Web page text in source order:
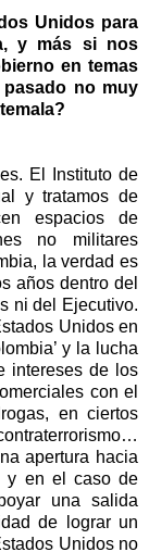
Unidos para
y más si nos
en temas
no muy
El Instituto de
y tratamos de
espacios de
no militares
la verdad es
años dentro del
ni del Ejecutivo.
Unidos en
y la lucha
intereses de los
con el
en ciertos
apertura hacia
y en el caso de
una salida
de lograr un
Unidos no